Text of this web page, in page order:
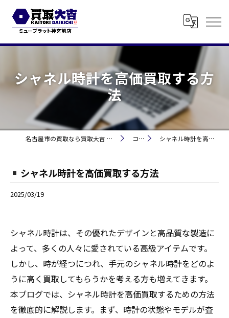
シャネル時計を高価買取する方
法
名古屋市の買取なら買取大吉 ミュープラット神宮前 コラム シャネル時計を高価買取する方法
シャネル時計を高価買取する方法
2025/03/19
シャネル時計は、その優れたデザインと高品質な製造に
よって、多くの人々に愛されている高級アイテムです。
しかし、時が経つにつれ、手元のシャネル時計をどのよ
うに高く買取してもらうかを考える方も増えてきます。
本ブログでは、シャネル時計を高価買取するための方法
を徹底的に解説します。まず、時計の状態やモデルが査